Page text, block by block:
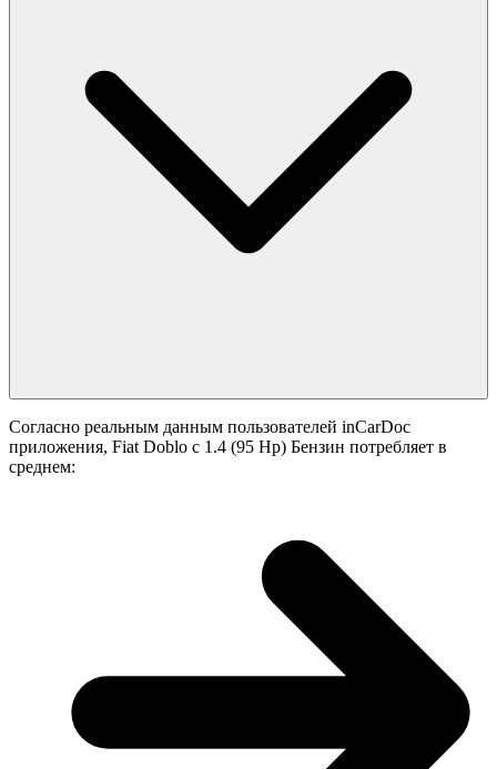
Согласно реальным данным пользователей inCarDoc
приложения, Fiat Doblo с 1.4 (95 Hp) Бензин потребляет в
среднем: